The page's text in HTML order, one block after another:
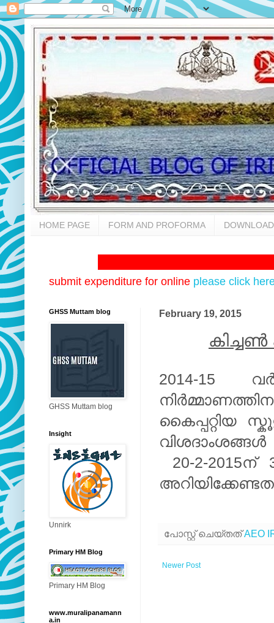
HOME PAGE FORM AND PROFORMA
submit expenditure for online please click
February 19, 2015
കിച്ചൺ
2014-15
കൈപ്പറ്റിയ
വിശദാംശങ്ങൾ
20-2-
പോസ്റ്റ് ചെയ്തത്AEO
Newer Post
GHSS Muttam blog
GHSS Muttam blog
Insight
Unnirk
Primary HM Blog
Primary HM Blog
www.muralipanamann
a.in